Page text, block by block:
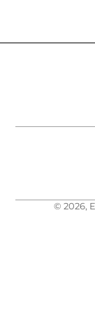
© 2026,